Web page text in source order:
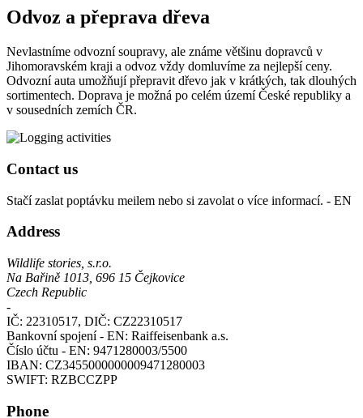
Odvoz a přeprava dřeva
Nevlastníme odvozní soupravy, ale známe většinu dopravců v
Jihomoravském kraji a odvoz vždy domluvíme za nejlepší ceny.
Odvozní auta umožňují přepravit dřevo jak v krátkých, tak dlouhých
sortimentech. Doprava je možná po celém území České republiky a
v sousedních zemích ČR.
Contact us
Stačí zaslat poptávku meilem nebo si zavolat o více informací. - EN
Address
Wildlife stories, s.r.o.
Na Bařině 1013, 696 15 Čejkovice
Czech Republic
-
IČ: 22310517, DIČ: CZ22310517
Bankovní spojení - EN: Raiffeisenbank a.s.
Číslo účtu - EN: 9471280003/5500
IBAN: CZ3455000000009471280003
SWIFT: RZBCCZPP
Phone